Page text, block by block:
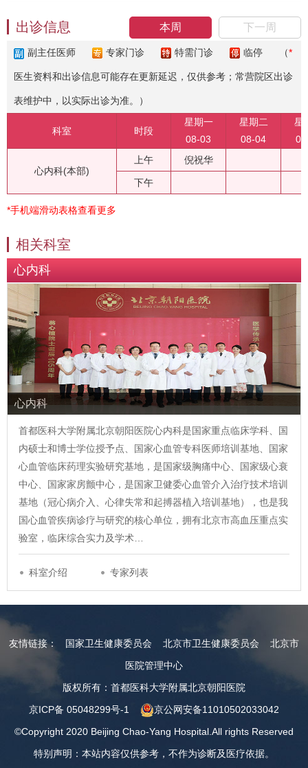
本周 下一周
出诊信息
副主任医师 专家门诊 特需门诊 临停 （*
医生资料和出诊信息可能存在更新延迟，仅供参考；常营院区出诊
表维护中，以实际出诊为准。）
科室 时段
星期一
08-03
星期二
08-04
星
心内科(本部)
上午 倪祝华
下午
*手机端滑动表格查看更多
相关科室
心内科
心内科
首都医科大学附属北京朝阳医院心内科是国家重点临床学科、国
内硕士和博士学位授予点、国家心血管专科医师培训基地、国家
心血管临床药理实验研究基地，是国家级胸痛中心、国家级心衰
中心、国家家房颤中心，是国家卫健委心血管介入治疗技术培训
基地（冠心病介入、心律失常和起搏器植入培训基地），也是我
国心血管疾病诊疗与研究的核心单位，拥有北京市高血压重点实
验室，临床综合实力及学术…
科室介绍 专家列表
友情链接： 国家卫生健康委员会 北京市卫生健康委员会
北京市
医院管理中心
版权所有：首都医科大学附属北京朝阳医院
京ICP备 05048299号-1
京公网安备11010502033042
©Copyright 2020 Beijing Chao-Yang Hospital.All rights Reserved
特别声明：本站内容仅供参考，不作为诊断及医疗依据。